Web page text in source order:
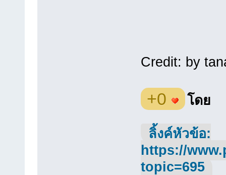
Credit: by
+0 โดย
ลิ้งค์หัวข้อ:
https://
topic=695